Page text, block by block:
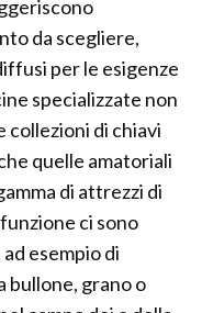
da scegliere,
per le esigenze
specializzate non
collezioni di chiavi
quelle amatoriali
di attrezzi di
ci sono
esempio di
bullone, grano o